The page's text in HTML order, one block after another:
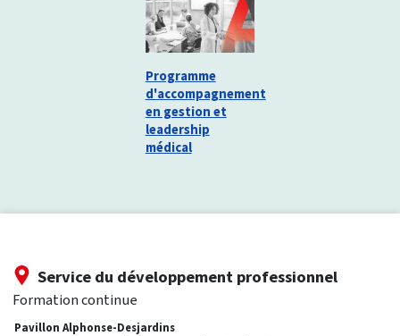
Programme
d'accompagnement
en gestion et
leadership
médical
Service du développement professionnel
Formation continue
Pavillon Alphonse-Desjardins